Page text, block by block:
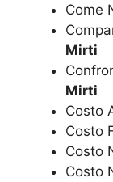
Come
Mirti
Mirti
Costo
Costo
Costo
Costo